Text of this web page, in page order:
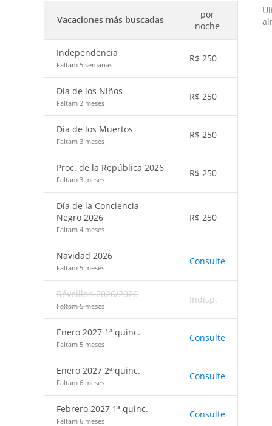
Vacaciones más buscadas
por
noche
Independencia
Faltam 5 semanas
R$ 250
Día de los Niños
Faltam 2 meses
R$ 250
Día de los Muertos
Faltam 3 meses
R$ 250
Proc. de la República 2026
Faltam 3 meses
R$ 250
Día de la Conciencia
Negro 2026
Faltam 4 meses
R$ 250
Navidad 2026
Faltam 5 meses
Consulte
Réveillon 2026/2026
Faltam 5 meses
Indisp.
Enero 2027 1ª quinc.
Faltam 5 meses
Consulte
Enero 2027 2ª quinc.
Faltam 6 meses
Consulte
Febrero 2027 1ª quinc.
Faltam 6 meses
Consulte